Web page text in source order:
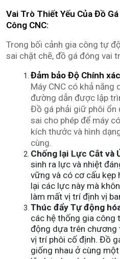
Vai Trò Thiết Yếu Của Đồ
Công CNC:
Trong bối cảnh gia công tự
sai chặt chẽ, đồ gá đóng vai
Đảm bảo Độ Chính
Máy CNC có khả năng
đường dẫn được lập
Đồ gá phải giữ phôi ổn
sai cho phép để máy
kích thước và hình
cùng.
Chống lại Lực Cắt và
sinh ra lực và nhiệt
vững và có cơ cấu kẹp
lại các lực này mà
làm mất vị trí định vị
Thúc đẩy Tự động
các hệ thống gia công
động dựa trên chương
vị trí phôi cố định. Đồ
giống nhau ở cùng